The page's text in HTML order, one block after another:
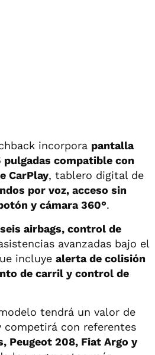
incorpora pantalla
pulgadas compatible con
CarPlay, tablero digital de
por voz, acceso sin
y cámara 360°.
seis airbags, control de
avanzadas bajo el
incluye alerta de colisión
de carril y control de
tendrá un valor de
competirá con referentes
Peugeot 208, Fiat Argo y